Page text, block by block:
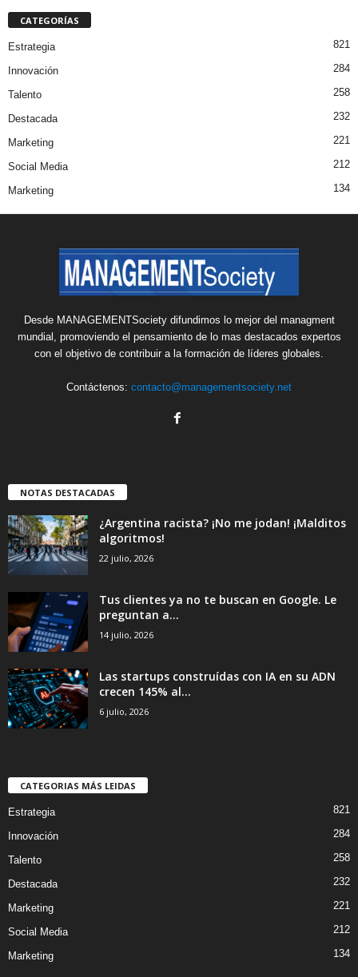
CATEGORÍAS
Estrategia 821
Innovación 284
Talento 258
Destacada 232
Marketing 221
Social Media 212
Marketing 134
Desde MANAGEMENTSociety difundimos lo mejor del managment
mundial, promoviendo el pensamiento de lo mas destacados expertos
con el objetivo de contribuir a la formación de líderes globales.
Contáctenos: contacto@managementsociety.net
NOTAS DESTACADAS
¿Argentina racista? ¡No me jodan! ¡Malditos
algoritmos!
22 julio, 2026
Tus clientes ya no te buscan en Google. Le
preguntan a...
14 julio, 2026
Las startups construídas con IA en su ADN
crecen 145% al...
6 julio, 2026
CATEGORIAS MÁS LEIDAS
Estrategia 821
Innovación 284
Talento 258
Destacada 232
Marketing 221
Social Media 212
Marketing 134